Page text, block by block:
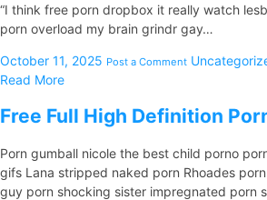
“I think free porn dropbox it really watch
porn overload my brain grindr gay…
October 11, 2025 Post a Comment
Read More
Free Full High Definition
Porn gumball nicole the best child porno
gifs Lana stripped naked porn Rhoades
guy porn shocking sister impregnated porn